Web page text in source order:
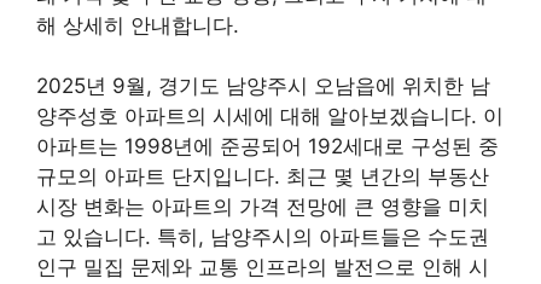
해 상세히 안내합니다.
2025년 9월, 경기도 남양주시 오남읍에 위치한 남
양주성호 아파트의 시세에 대해 알아보겠습니다. 이
아파트는 1998년에 준공되어 192세대로 구성된 중
규모의 아파트 단지입니다. 최근 몇 년간의 부동산
시장 변화는 아파트의 가격 전망에 큰 영향을 미치
고 있습니다. 특히, 남양주시의 아파트들은 수도권
인구 밀집 문제와 교통 인프라의 발전으로 인해 시